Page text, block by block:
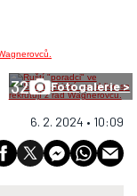
32 Fotogalerie >
6. 2. 2024 • 10:09